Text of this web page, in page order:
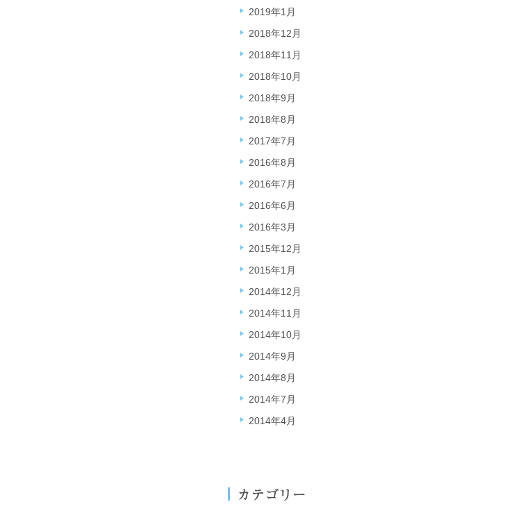
2019年1月
2018年12月
2018年11月
2018年10月
2018年9月
2018年8月
2017年7月
2016年8月
2016年7月
2016年6月
2016年3月
2015年12月
2015年1月
2014年12月
2014年11月
2014年10月
2014年9月
2014年8月
2014年7月
2014年4月